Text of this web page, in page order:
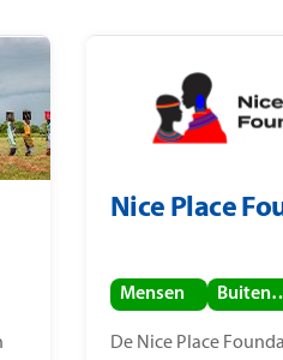
Nice Place
Mensen
De Nice Place